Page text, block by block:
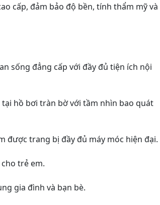
cấp, đảm bảo độ bền, tính thẩm mỹ và
sống đẳng cấp với đầy đủ tiện ích nội
hồ bơi tràn bờ với tầm nhìn bao quát
được trang bị đầy đủ máy móc hiện đại.
trẻ em.
gia đình và bạn bè.